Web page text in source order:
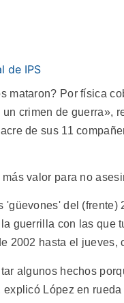
de IPS
mataron? Por física
crimen de guerra»,
de sus 11
valor para no
'güevones' del
guerrilla con las que
2002 hasta el jueves,
algunos hechos
explicó López en